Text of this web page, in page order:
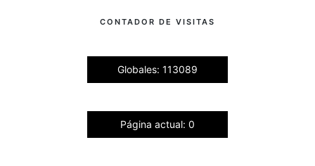
CONTADOR DE VISITAS
Globales: 113089
Página actual: 0